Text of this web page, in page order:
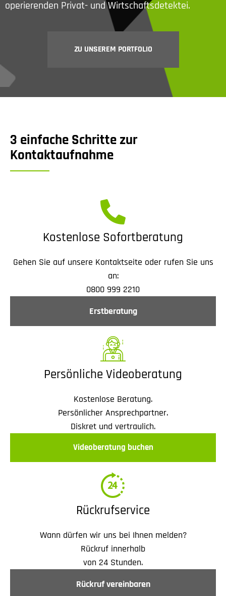
operierenden Privat- und Wirtschaftsdetektei.
ZU UNSEREM PORTFOLIO
3 einfache Schritte zur
Kontaktaufnahme
Kostenlose Sofortberatung
Gehen Sie auf unsere Kontaktseite oder rufen Sie uns
an:
0800 999 2210
Erstberatung
Persönliche Videoberatung
Kostenlose Beratung.
Persönlicher Ansprechpartner.
Diskret und vertraulich.
Videoberatung buchen
Rückrufservice
Wann dürfen wir uns bei Ihnen melden?
Rückruf innerhalb
von 24 Stunden.
Rückruf vereinbaren